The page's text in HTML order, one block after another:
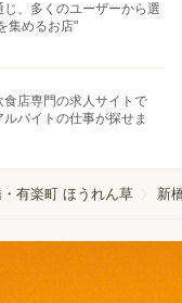
、多くのユーザーから選
集めるお店"
食店専門の求人サイトで
バイトの仕事が探せま
有楽町 ほうれん草 新